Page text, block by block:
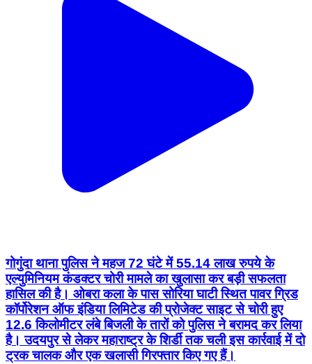
गोगुंदा थाना पुलिस ने महज 72 घंटे में 55.14 लाख रुपये के
एल्युमिनियम कंडक्टर चोरी मामले का खुलासा कर बड़ी सफलता
हासिल की है। ओबरा कला के पास सोरिया घाटी स्थित पावर ग्रिड
कॉर्पोरेशन ऑफ इंडिया लिमिटेड की प्रोजेक्ट साइट से चोरी हुए
12.6 किलोमीटर लंबे बिजली के तारों को पुलिस ने बरामद कर लिया
है। उदयपुर से लेकर महाराष्ट्र के शिर्डी तक चली इस कार्रवाई में दो
ट्रक चालक और एक खलासी गिरफ्तार किए गए हैं।